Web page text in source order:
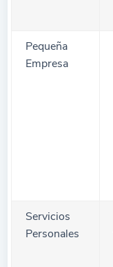
Pequeña
Empresa
Servicios
Personales